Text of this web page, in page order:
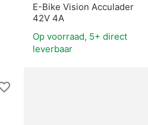
E-Bike Vision Acculader
42V 4A
Op voorraad, 5+ direct
leverbaar